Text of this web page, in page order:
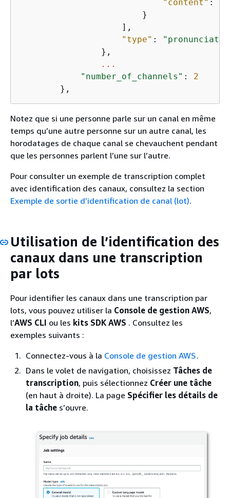
"content" :
                        }
                    ],
"type" :
                },
...
"number_of_channels" : 2
        },
Notez que si une personne parle sur un canal en même
temps qu’une autre personne sur un autre canal, les
horodatages de chaque canal se chevauchent pendant
que les personnes parlent l’une sur l’autre.
Pour consulter un exemple de transcription complet
avec identification des canaux, consultez la section
Exemple de sortie d’identification de canal (lot).
Utilisation de l’identification des
canaux dans une transcription
par lots
Pour identifier les canaux dans une transcription par
lots, vous pouvez utiliser la Console de gestion AWS,
l’AWS CLI ou les kits SDK AWS . Consultez les
exemples suivants :
Connectez-vous à la Console de gestion AWS.
Dans le volet de navigation, choisissez Tâches de
transcription, puis sélectionnez Créer une tâche
(en haut à droite). La page Spécifier les détails de
la tâche s’ouvre.